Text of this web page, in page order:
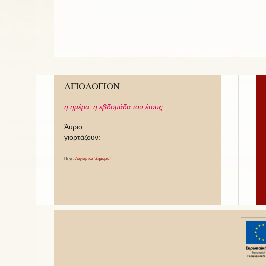
ΑΓΙΟΛΟΓΙΟΝ
η ημέρα, η εβδομάδα του έτους
Άυριο
γιορτάζουν:
Πηγή: Λογισμικό "Σήμερα"